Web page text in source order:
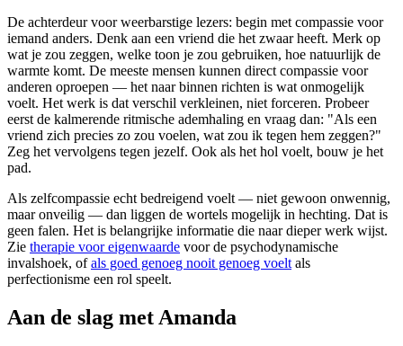
De achterdeur voor weerbarstige lezers: begin met compassie voor
iemand anders. Denk aan een vriend die het zwaar heeft. Merk op
wat je zou zeggen, welke toon je zou gebruiken, hoe natuurlijk de
warmte komt. De meeste mensen kunnen direct compassie voor
anderen oproepen — het naar binnen richten is wat onmogelijk
voelt. Het werk is dat verschil verkleinen, niet forceren. Probeer
eerst de kalmerende ritmische ademhaling en vraag dan: "Als een
vriend zich precies zo zou voelen, wat zou ik tegen hem zeggen?"
Zeg het vervolgens tegen jezelf. Ook als het hol voelt, bouw je het
pad.
Als zelfcompassie echt bedreigend voelt — niet gewoon onwennig,
maar onveilig — dan liggen de wortels mogelijk in hechting. Dat is
geen falen. Het is belangrijke informatie die naar dieper werk wijst.
Zie therapie voor eigenwaarde voor de psychodynamische
invalshoek, ofals goed genoeg nooit genoeg voelt als
perfectionisme een rol speelt.
Aan de slag met Amanda